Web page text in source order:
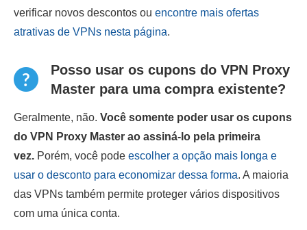
verificar novos descontos ou encontre mais ofertas
atrativas de VPNs nesta página.
Posso usar os cupons do VPN Proxy
Master para uma compra existente?
Geralmente, não. Você somente poder usar os cupons
do VPN Proxy Master ao assiná-lo pela primeira
vez. Porém, você pode escolher a opção mais longa e
usar o desconto para economizar dessa forma. A maioria
das VPNs também permite proteger vários dispositivos
com uma única conta.